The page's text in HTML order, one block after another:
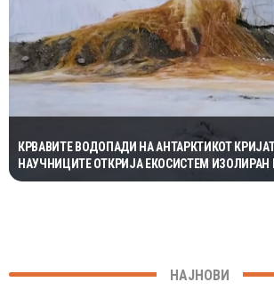
КРВАВИТЕ ВОДОПАДИ НА АНТАРКТИКОТ
НАУЧНИЦИТЕ ОТКРИЈА ЕКОСИСТЕМ ИЗОЛИРАН
МИЛИОНИ ГОДИНИ
НАЈНОВИ